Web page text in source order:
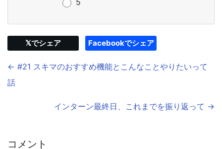
5
𝕏でシェア Facebookでシェア
← #21 スキマのおすすめ機能とこんなことやりたいって
話
インターン最終日、これまでを振り返って →
コメント